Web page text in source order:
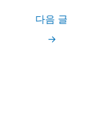
다음 글
→